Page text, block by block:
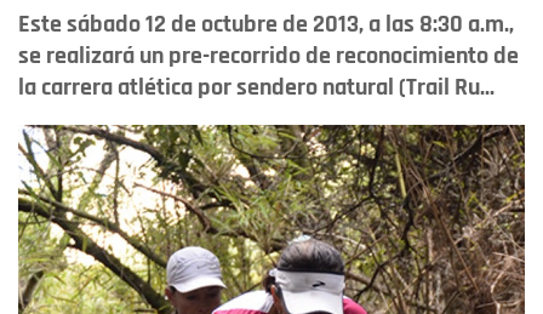
Este sábado 12 de octubre de 2013, a las 8:30 a.m.,
se realizará un pre-recorrido de reconocimiento de
la carrera atlética por sendero natural (Trail Ru...